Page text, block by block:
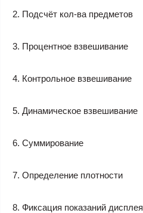
2. Подсчёт кол-ва предметов
3. Процентное взвешивание
4. Контрольное взвешивание
5. Динамическое взвешивание
6. Суммирование
7. Определение плотности
8. Фиксация показаний дисплея